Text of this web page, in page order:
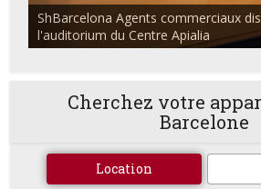
ShBarcelona Agents commerciaux
l'auditorium du Centre Apialia
Cherchez votre
Barcelone
Location